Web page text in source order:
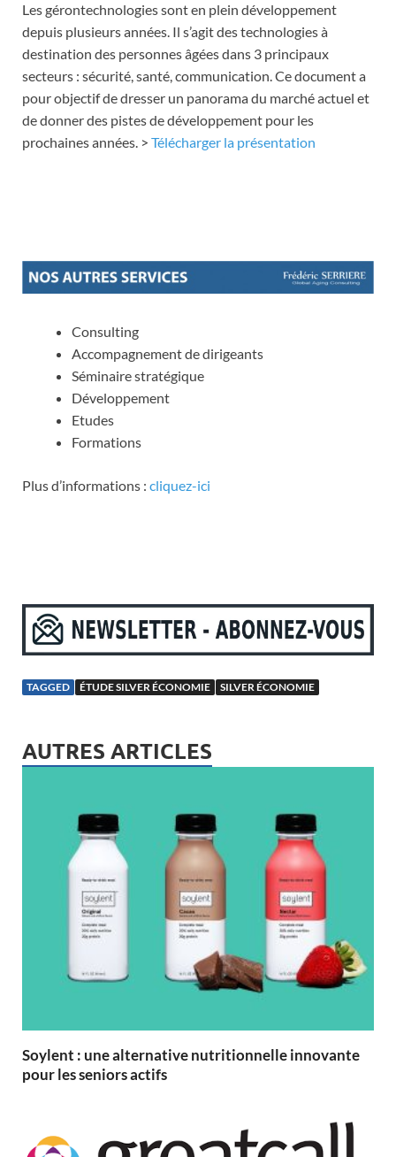
Les gérontechnologies sont en plein développement
depuis plusieurs années. Il s’agit des technologies à
destination des personnes âgées dans 3 principaux
secteurs : sécurité, santé, communication. Ce document a
pour objectif de dresser un panorama du marché actuel et
de donner des pistes de développement pour les
prochaines années. > Télécharger la présentation
Consulting
Accompagnement de dirigeants
Séminaire stratégique
Développement
Etudes
Formations
Plus d’informations : cliquez-ici
TAGGED ÉTUDE SILVER ÉCONOMIE SILVER ÉCONOMIE
AUTRES ARTICLES
Soylent : une alternative nutritionnelle innovante
pour les seniors actifs